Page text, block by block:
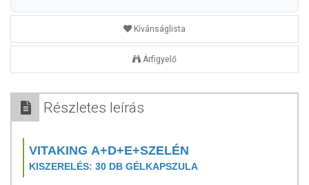
Kívánságlista
Árfigyelő
Részletes leírás
VITAKING A+D+E+SZELÉN
KISZERELÉS: 30 DB GÉLKAPSZULA